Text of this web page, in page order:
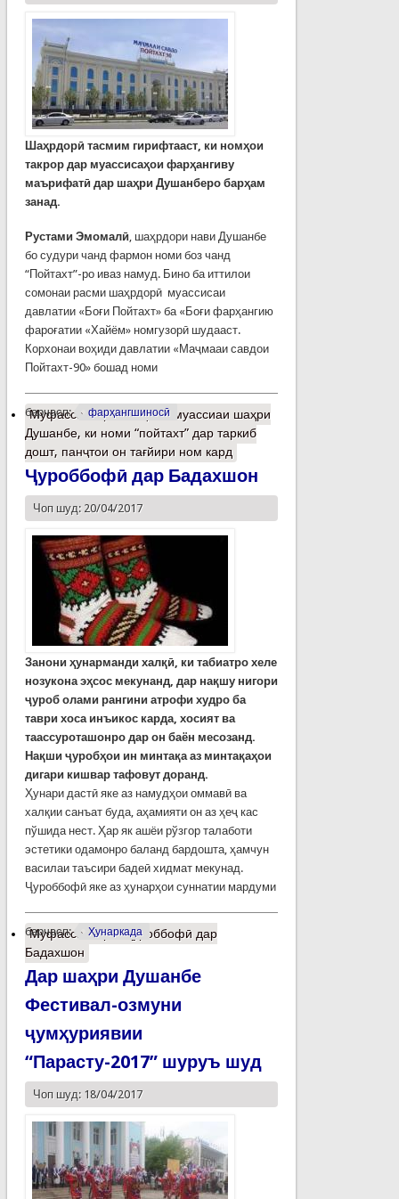
Шаҳрдорӣ тасмим гирифтааст, ки номҳои
такрор дар муассисаҳои фарҳангиву
маърифатӣ дар шаҳри Душанберо барҳам
занад.
Рустами Эмомалӣ, шаҳрдори нави Душанбе
бо судури чанд фармон номи боз чанд
“Пойтахт”-ро иваз намуд. Бино ба иттилои
сомонаи расми шаҳрдорӣ муассисаи
давлатии «Боғи Пойтахт» ба «Боғи фарҳангию
фароғатии «Хайём» номгузорӣ шудааст.
Корхонаи воҳиди давлатии «Маҷмааи савдои
Пойтахт-90» бошад номи
барчасп: фарҳангшиносӣ
Муфассалтаро Аз ҳашт муассиаи шаҳри
Душанбе, ки номи “пойтахт” дар таркиб
дошт, панҷтои он тағйири ном кард
Ҷуроббофӣ дар Бадахшон
Чоп шуд: 20/04/2017
Занони ҳунарманди халқӣ, ки табиатро хеле
нозукона эҳсос мекунанд, дар нақшу нигори
ҷуроб олами рангини атрофи худро ба
таври хоса инъикос карда, хосият ва
таассуроташонро дар он баён месозанд.
Нақши ҷуробҳои ин минтақа аз минтақаҳои
дигари кишвар тафовут доранд.
Ҳунари дастӣ яке аз намудҳои оммавӣ ва
халқии санъат буда, аҳамияти он аз ҳеҷ кас
пўшида нест. Ҳар як ашёи рўзгор талаботи
эстетики одамонро баланд бардошта, ҳамчун
василаи таъсири бадеӣ хидмат мекунад.
Ҷуроббофӣ яке аз ҳунарҳои суннатии мардуми
барчасп: Ҳунаркада
Муфассалтаро Ҷуроббофӣ дар
Бадахшон
Дар шаҳри Душанбе
Фестивал-озмуни
ҷумҳуриявии
“Парасту-2017” шуруъ шуд
Чоп шуд: 18/04/2017